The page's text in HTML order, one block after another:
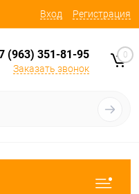
Вход Регистрация
(963) 351-81-95
Заказать звонок
0